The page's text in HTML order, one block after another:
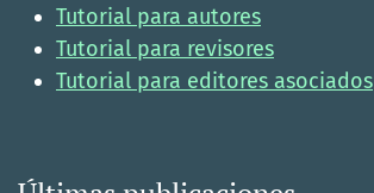
Tutorial para autores
Tutorial para revisores
Tutorial para editores asociados